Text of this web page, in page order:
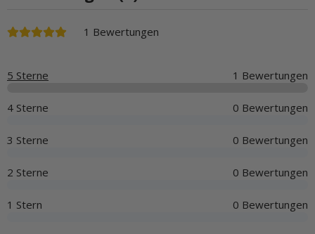
1 Bewertungen
5 Sterne 1 Bewertungen
4 Sterne 0 Bewertungen
3 Sterne 0 Bewertungen
2 Sterne 0 Bewertungen
1 Stern 0 Bewertungen